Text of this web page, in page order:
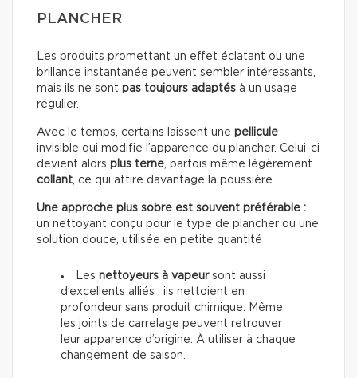
PLANCHER
Les produits promettant un effet éclatant ou une
brillance instantanée peuvent sembler intéressants,
mais ils ne sont pas toujours adaptés à un usage
régulier.
Avec le temps, certains laissent une pellicule
invisible qui modifie l’apparence du plancher. Celui-ci
devient alors plus terne , parfois même légèrement
collant , ce qui attire davantage la poussière.
Une approche plus sobre est souvent préférable :
un nettoyant conçu pour le type de plancher ou une
solution douce, utilisée en petite quantité
Les nettoyeurs à vapeursont aussi
d’excellents alliés : ils nettoient en
profondeur sans produit chimique. Même
les joints de carrelage peuvent retrouver
leur apparence d’origine. À utiliser à chaque
changement de saison.